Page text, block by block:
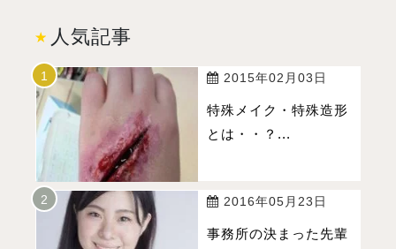
人気記事
2015年02月03日
特殊メイク・特殊造形
とは・・？...
2016年05月23日
事務所の決まった先輩